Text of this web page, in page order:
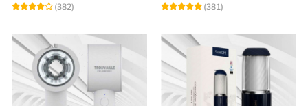
(382)
(381)